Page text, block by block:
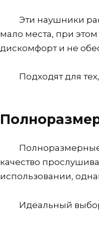
Эти наушники
мало места, при
дискомфорт и не
Подходят для
качество
использовании,
Идеальный